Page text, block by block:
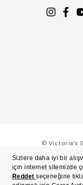
© Victoria's
Ön Bilgilendirme